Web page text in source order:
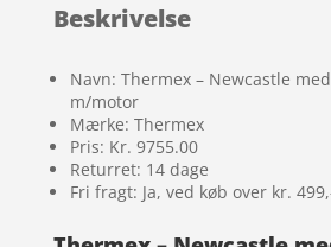
Beskrivelse
Navn: Thermex – Newcastle
m/motor
Mærke: Thermex
Pris: Kr. 9755.00
Returret: 14 dage
Fri fragt: Ja, ved køb over kr.